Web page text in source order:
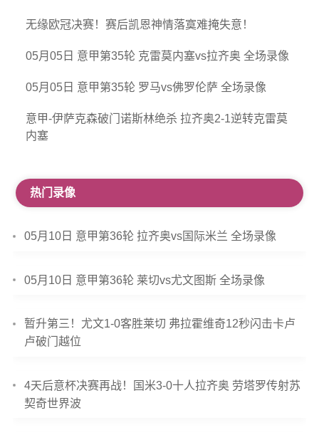
无缘欧冠决赛！赛后凯恩神情落寞难掩失意！
05月05日 意甲第35轮 克雷莫内塞vs拉齐奥 全场录像
05月05日 意甲第35轮 罗马vs佛罗伦萨 全场录像
意甲-伊萨克森破门诺斯林绝杀 拉齐奥2-1逆转克雷莫
内塞
热门录像
05月10日 意甲第36轮 拉齐奥vs国际米兰 全场录像
05月10日 意甲第36轮 莱切vs尤文图斯 全场录像
暂升第三！尤文1-0客胜莱切 弗拉霍维奇12秒闪击卡卢
卢破门越位
4天后意杯决赛再战！国米3-0十人拉齐奥 劳塔罗传射苏
契奇世界波